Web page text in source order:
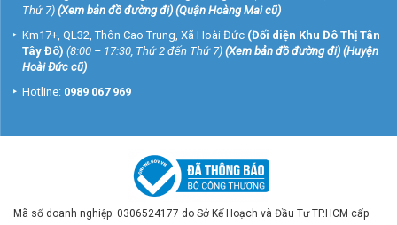
Thứ 7) (Xem bản đồ đường đi) (Quận Hoàng Mai cũ)
Km17+, QL32, Thôn Cao Trung, Xã Hoài Đức (Đối diện Khu Đô Thị Tân
Tây Đô) (8:00 – 17:30, Thứ 2 đến Thứ 7) (Xem bản đồ đường đi) (Huyện
Hoài Đức cũ)
Hotline: 0989 067 969
Mã số doanh nghiệp: 0306524177 do Sở Kế Hoạch và Đầu Tư TP.HCM cấp